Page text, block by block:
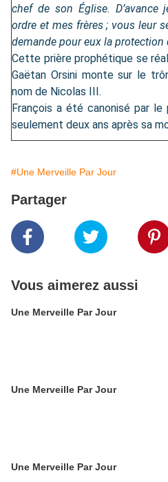
chef de son Église. D’avance
ordre et mes frères ; vous leur
demande pour eux la protection
Cette prière prophétique se
Gaëtan Orsini monte sur le
nom de Nicolas III.
François a été canonisé par le
seulement deux ans après sa
#Une Merveille Par Jour
Partager
Vous aimerez aussi
Une Merveille Par Jour
Une Merveille Par Jour
Une Merveille Par Jour